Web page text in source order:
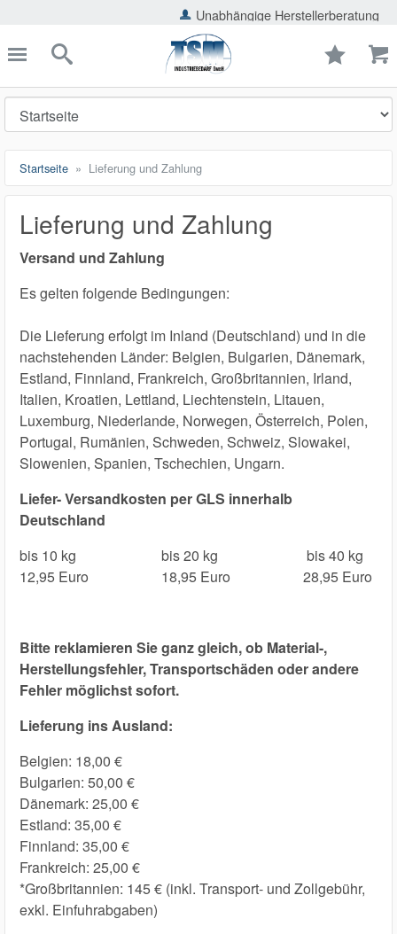
Unabhängige Herstellerberatung
schließen
Suche
Startseite Lieferung und Zahlung
Lieferung und Zahlung
Versand und Zahlung
Es gelten folgende Bedingungen:
Die Lieferung erfolgt im Inland (Deutschland) und in die
nachstehenden Länder: Belgien, Bulgarien, Dänemark,
Estland, Finnland, Frankreich, Großbritannien, Irland,
Italien, Kroatien, Lettland, Liechtenstein, Litauen,
Luxemburg, Niederlande, Norwegen, Österreich, Polen,
Portugal, Rumänien, Schweden, Schweiz, Slowakei,
Slowenien, Spanien, Tschechien, Ungarn.
Liefer- Versandkosten per GLS innerhalb
Deutschland
bis 10 kg
bis 20 kg
bis 40 kg
12,95 Euro
18,95 Euro 28,95 Euro
Bitte reklamieren Sie ganz gleich, ob Material-,
Herstellungsfehler, Transportschäden oder andere
Fehler möglichst sofort.
Lieferung ins Ausland:
Belgien: 18,00 €
Bulgarien: 50,00 €
Dänemark: 25,00 €
Estland: 35,00 €
Finnland: 35,00 €
Frankreich: 25,00 €
*Großbritannien: 145 € (inkl. Transport- und Zollgebühr,
exkl. Einfuhrabgaben)